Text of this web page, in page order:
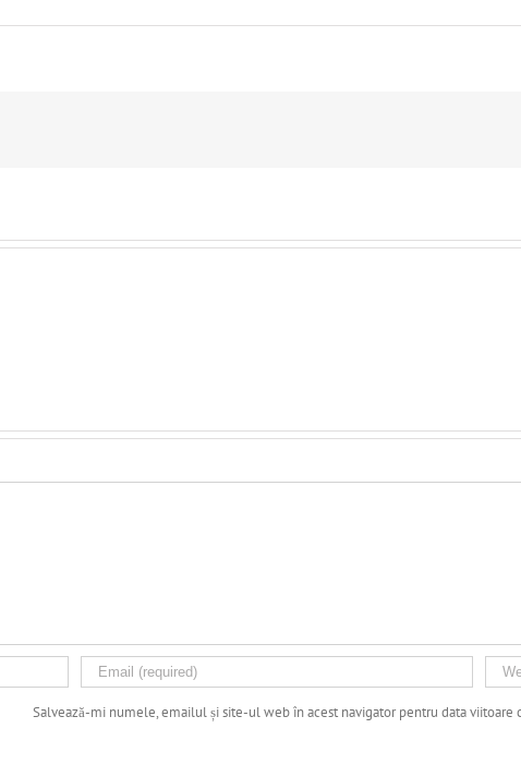
Salvează-mi numele, emailul și site-ul web în acest navigator pentru data viitoare